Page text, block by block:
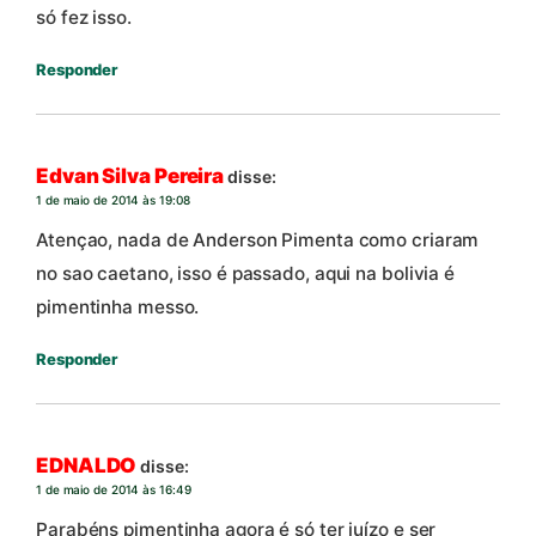
só fez isso.
Responder
Edvan Silva Pereiradisse:
1 de maio de 2014 às 19:08
Atençao, nada de Anderson Pimenta como criaram
no sao caetano, isso é passado, aqui na bolivia é
pimentinha messo.
Responder
EDNALDO disse:
1 de maio de 2014 às 16:49
Parabéns pimentinha agora é só ter juízo e ser